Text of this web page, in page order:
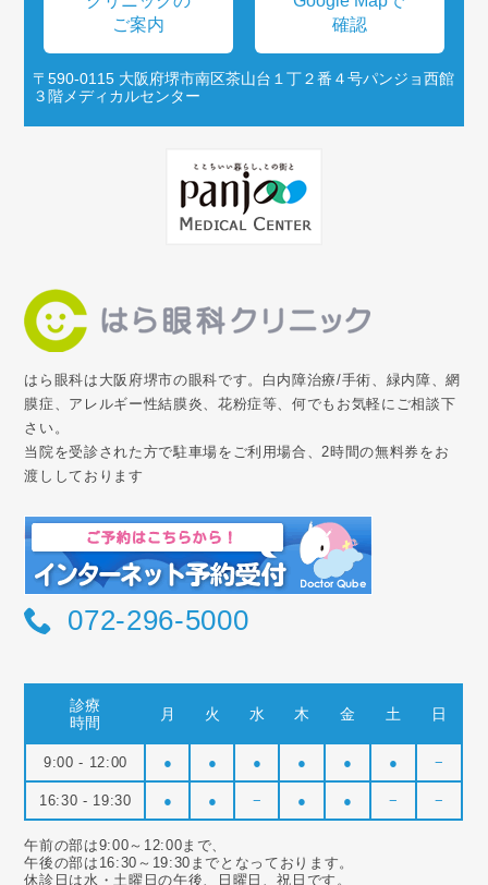
ご案内
確認
〒590-0115 大阪府堺市南区茶山台１丁２番４号パンジョ西館
３階メディカルセンター
はら眼科は大阪府堺市の眼科です。白内障治療/手術、緑内障、網
膜症、アレルギー性結膜炎、花粉症等、何でもお気軽にご相談下
さい。
当院を受診された方で駐車場をご利用場合、2時間の無料券をお
渡ししております
072-296-5000
診療
時間
月 火 水 木 金 土 日
9:00 - 12:00 ● ● ● ● ● ● −
16:30 - 19:30 ● ● − ● ● − −
午前の部は9:00～12:00まで、
午後の部は16:30～19:30までとなっております。
休診日は水・土曜日の午後、日曜日、祝日です。